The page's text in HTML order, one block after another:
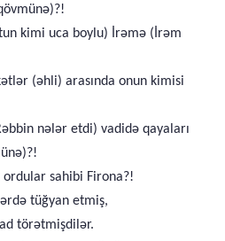
kimi uca boylu) İrəmə (İrəm
(əhli) arasında onun kimisi
nələr etdi) vadidə qayaları
ordular sahibi Firona?!
tüğyan etmiş,
törətmişdilər.